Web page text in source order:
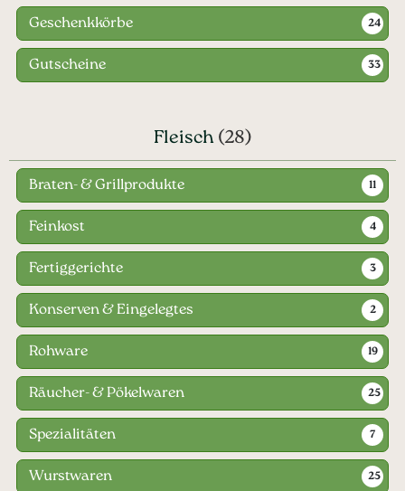
Geschenkkörbe 24
Gutscheine 33
Fleisch (28)
Braten- & Grillprodukte 11
Feinkost 4
Fertiggerichte 3
Konserven & Eingelegtes 2
Rohware 19
Räucher- & Pökelwaren 25
Spezialitäten 7
Wurstwaren 25